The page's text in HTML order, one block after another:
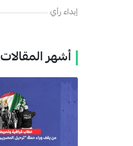
إبداء رأي
أشهر المقالات